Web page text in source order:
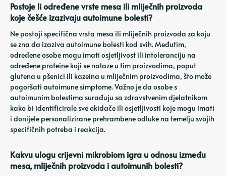
Postoje li određene vrste mesa ili mliječnih proizvoda
koje češće izazivaju autoimune bolesti?
Ne postoji specifična vrsta mesa ili mliječnih proizvoda za koju
se zna da izaziva autoimune bolesti kod svih. Međutim,
određene osobe mogu imati osjetljivost ili intoleranciju na
određene proteine ​​koji se nalaze u tim proizvodima, poput
glutena u pšenici ili kazeina u mliječnim proizvodima, što može
pogoršati autoimune simptome. Važno je da osobe s
autoimunim bolestima surađuju sa zdravstvenim djelatnikom
kako bi identificirale sve okidače ili osjetljivosti koje mogu imati
i donijele personalizirane prehrambene odluke na temelju svojih
specifičnih potreba i reakcija.
Kakvu ulogu crijevni mikrobiom igra u odnosu između
mesa, mliječnih proizvoda i autoimunih bolesti?